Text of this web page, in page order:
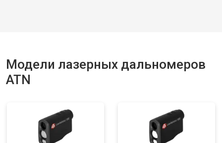
Модели лазерных дальномеров
ATN